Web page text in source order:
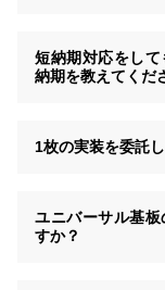
短納期対応をし
納期を教えてくだ
1枚の実装を委託
ユニバーサル基
すか？